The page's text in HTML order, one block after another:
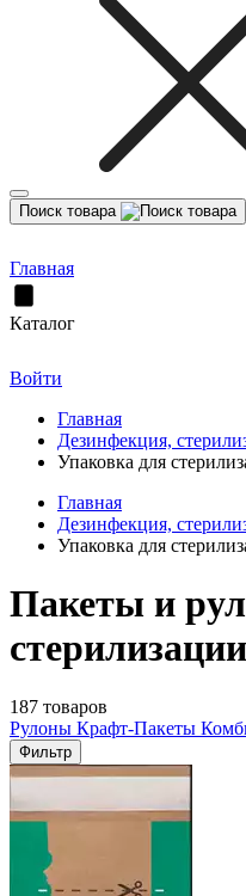
Поиск товара
Главная
Каталог
Войти
Главная
Дезинфекция,
Упаковка для
Главная
Дезинфекция,
Упаковка для
Пакеты и
187 товаров
Рулоны Крафт-Пакеты
Фильтр